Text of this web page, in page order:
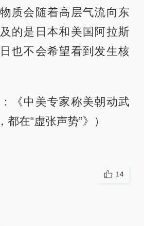
质会随着高层气流向东
的是日本和美国阿拉斯
也不会希望看到发生核
：《中美专家称美朝动武
在“虚张声势”》）
14